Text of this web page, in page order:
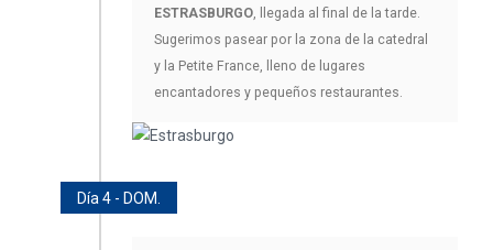
ESTRASBURGO , llegada al final de la tarde.
Sugerimos pasear por la zona de la catedral
y la Petite France, lleno de lugares
encantadores y pequeños restaurantes.
Día 4 - DOM.